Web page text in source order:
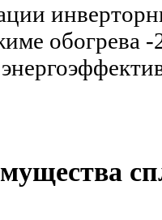
обогрева